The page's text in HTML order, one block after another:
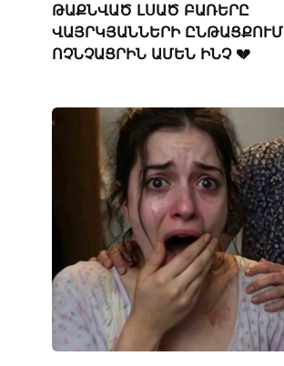
ԹԱՔՆՎԱԾ ԼՍԱԾ ԲԱՌԵՐԸ
ՎԱՅՐԿՅԱՆՆԵՐԻ ԸՆԹԱՑՔՈՒՄ
ՈՉՆՉԱՑՐԻՆ ԱՄԵՆ ԻՆՉ 💔